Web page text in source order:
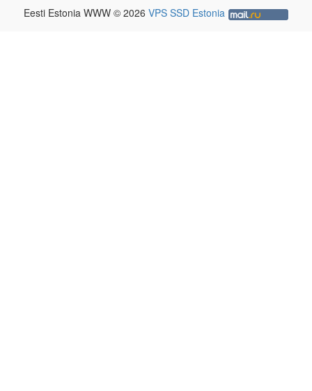
Eesti Estonia WWW © 2026 VPS SSD Estonia